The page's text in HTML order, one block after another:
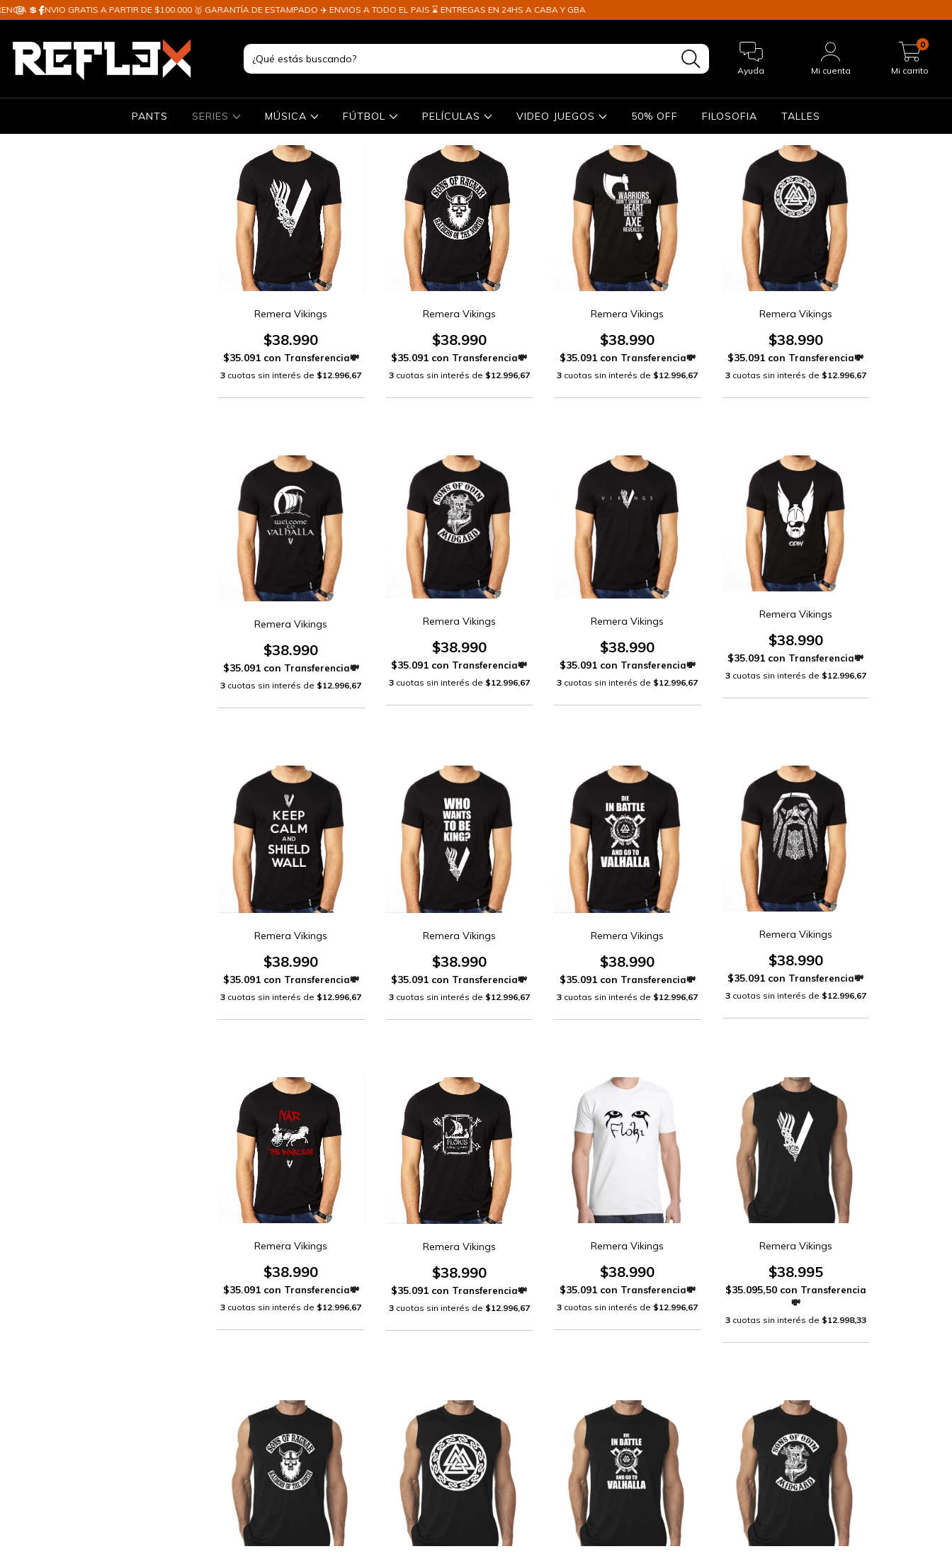
A PARTIR DE $100.000 🥇 GARANTÍA DE ESTAMPADO ✈️ ENVIOS A TODO EL PAIS ⌛ ENTREGAS EN 24HS A CABA Y GBA
Ayuda Mi cuenta Mi carrito
0
PANTS SERIES MÚSICA FÚTBOL PELÍCULAS VIDEO JUEGOS 50% OFF FILOSOFIA TALLES
Remera Vikings
$38.990
$35.091 con
3 cuotas sin interés de $12.996,67
Remera Vikings
$38.990
$35.091 con
3 cuotas sin interés de $12.996,67
Remera Vikings
$38.990
$35.091 con
3 cuotas sin interés de $12.996,67
Remera Vikings
$38.990
$35.091 con
3 cuotas sin interés de $12.996,67
Remera Vikings
$38.990
$35.091 con
3 cuotas sin interés de $12.996,67
Remera Vikings
$38.990
$35.091 con
3 cuotas sin interés de $12.996,67
Remera Vikings
$38.990
$35.091 con
3 cuotas sin interés de $12.996,67
Remera Vikings
$38.990
$35.091 con
3 cuotas sin interés de $12.996,67
Remera Vikings
$38.990
$35.091 con
3 cuotas sin interés de $12.996,67
Remera Vikings
$38.990
$35.091 con
3 cuotas sin interés de $12.996,67
Remera Vikings
$38.990
$35.091 con
3 cuotas sin interés de $12.996,67
Remera Vikings
$38.990
$35.091 con
3 cuotas sin interés de $12.996,67
Remera Vikings
$38.990
$35.091 con
3 cuotas sin interés de $12.996,67
Remera Vikings
$38.990
$35.091 con
3 cuotas sin interés de $12.996,67
Remera Vikings
$38.990
$35.091 con
3 cuotas sin interés de $12.996,67
Remera Vikings
$38.995
$35.095,50 con
3 cuotas sin interés de $12.998,33